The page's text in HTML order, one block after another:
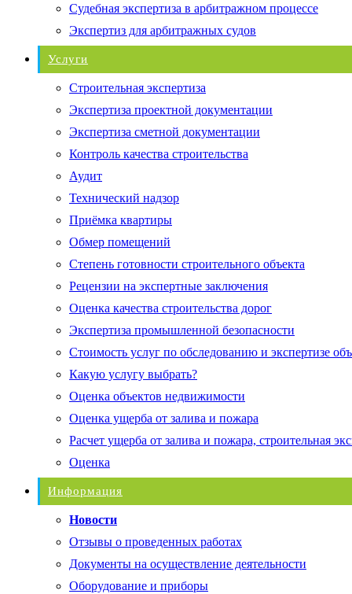
Судебная экспертиза в арбитражном процессе
Экспертиз для арбитражных судов
Услуги
Строительная экспертиза
Экспертиза проектной документации
Экспертиза сметной документации
Контроль качества строительства
Аудит
Технический надзор
Приёмка квартиры
Обмер помещений
Степень готовности строительного объекта
Рецензии на экспертные заключения
Оценка качества строительства дорог
Экспертиза промышленной безопасности
Стоимость услуг по обследованию и экспертизе
Какую услугу выбрать?
Оценка объектов недвижимости
Оценка ущерба от залива и пожара
Расчет ущерба от залива и пожара, строительная
Оценка
Информация
Новости
Отзывы о проведенных работах
Документы на осуществление деятельности
Оборудование и приборы